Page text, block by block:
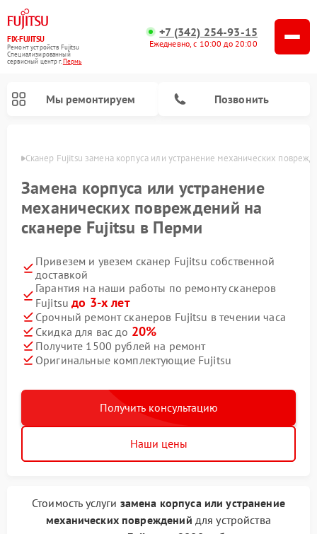
FIX-FUJITSU
Ремонт устройств Fujitsu
Специализированный
cервисный центр г.Пермь
+7 (342) 254-93-15
Ежедневно, с 10:00 до 20:00
Мы ремонтируем Позвонить
Сканер Fujitsu замена корпуса или устранение механических
Замена корпуса или устранение
механических повреждений на
сканере Fujitsu в Перми
Привезем и увезем сканер Fujitsu собственной
доставкой
Гарантия на наши работы по ремонту сканеров
Fujitsuдо 3-х лет
Срочный ремонт сканеров Fujitsu в течении часа
Скидка для вас до 20%
Получите 1500 рублей на ремонт
Оригинальные комплектующие Fujitsu
Получить консультацию
Наши цены
Стоимость услуги замена корпуса или устранение
механических повреждений для устройства